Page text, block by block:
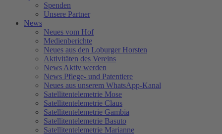
Spenden
Unsere Partner
News
Neues vom Hof
Medienberichte
Neues aus den Loburger Horsten
Aktivitäten des Vereins
News Aktiv werden
News Pflege- und Patentiere
Neues aus unserem WhatsApp-Kanal
Satellitentelemetrie Mose
Satellitentelemetrie Claus
Satellitentelemetrie Gambia
Satellitentelemetrie Basuto
Satellitentelemetrie Marianne